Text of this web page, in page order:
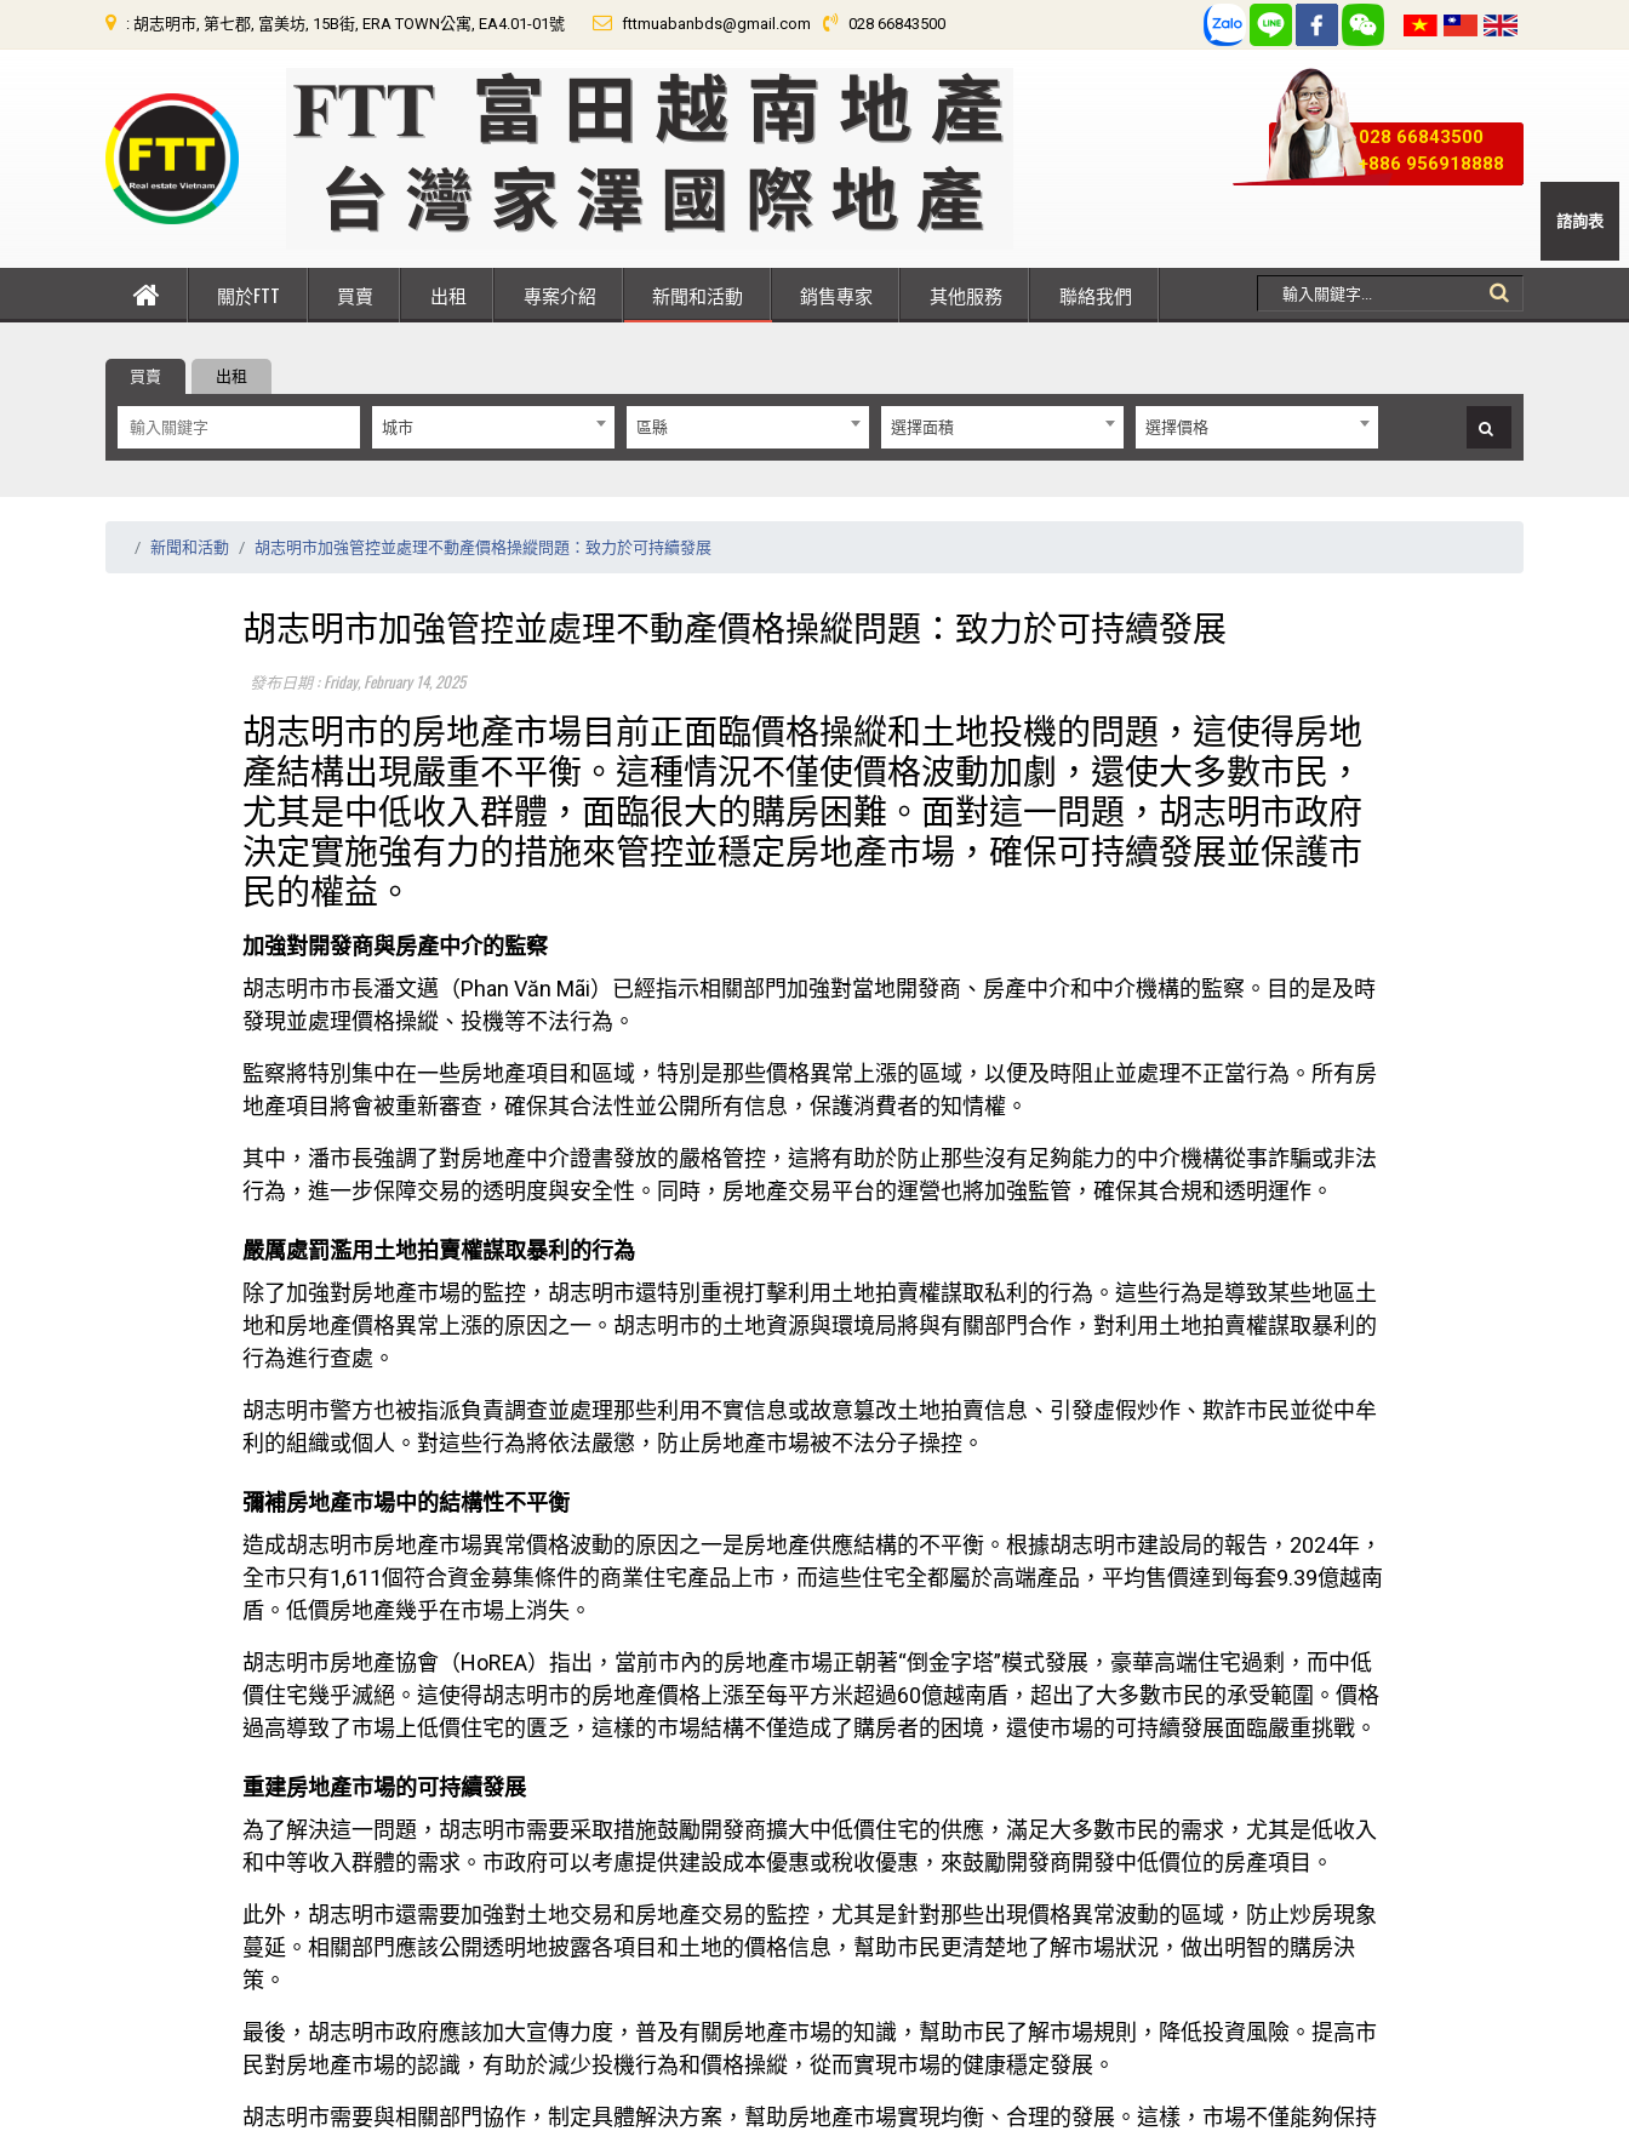
: 胡志明市, 第七郡, 富美坊, 15B街, ERA TOWN公寓, EA4.01-01號 fttmuabanbds@gmail.com 028 66843500
028 66843500
+886 956918888
關於FTT 買賣 出租 專案介紹 新聞和活動 銷售專家 其他服務 聯絡我們
買賣 出租
城市 區縣 選擇面積 選擇價格
新聞和活動 胡志明市加強管控並處理不動產價格操縱問題：致力於可持續發展
胡志明市加強管控並處理不動產價格操縱問題：致力於可持續發展
發布日期 : Friday, February 14, 2025
胡志明市的房地產市場目前正面臨價格操縱和土地投機的問題，這使得房地
產結構出現嚴重不平衡。這種情況不僅使價格波動加劇，還使大多數市民，
尤其是中低收入群體，面臨很大的購房困難。面對這一問題，胡志明市政府
決定實施強有力的措施來管控並穩定房地產市場，確保可持續發展並保護市
民的權益。
加強對開發商與房產中介的監察
胡志明市市長潘文邁（Phan Văn Mãi）已經指示相關部門加強對當地開發商、房產中介和中介機構的監察。目的是及時
發現並處理價格操縱、投機等不法行為。
監察將特別集中在一些房地產項目和區域，特別是那些價格異常上漲的區域，以便及時阻止並處理不正當行為。所有房
地產項目將會被重新審查，確保其合法性並公開所有信息，保護消費者的知情權。
其中，潘市長強調了對房地產中介證書發放的嚴格管控，這將有助於防止那些沒有足夠能力的中介機構從事詐騙或非法
行為，進一步保障交易的透明度與安全性。同時，房地產交易平台的運營也將加強監管，確保其合規和透明運作。
嚴厲處罰濫用土地拍賣權謀取暴利的行為
除了加強對房地產市場的監控，胡志明市還特別重視打擊利用土地拍賣權謀取私利的行為。這些行為是導致某些地區土
地和房地產價格異常上漲的原因之一。胡志明市的土地資源與環境局將與有關部門合作，對利用土地拍賣權謀取暴利的
行為進行查處。
胡志明市警方也被指派負責調查並處理那些利用不實信息或故意篡改土地拍賣信息、引發虛假炒作、欺詐市民並從中牟
利的組織或個人。對這些行為將依法嚴懲，防止房地產市場被不法分子操控。
彌補房地產市場中的結構性不平衡
造成胡志明市房地產市場異常價格波動的原因之一是房地產供應結構的不平衡。根據胡志明市建設局的報告，2024年，
全市只有1,611個符合資金募集條件的商業住宅產品上市，而這些住宅全都屬於高端產品，平均售價達到每套9.39億越南
盾。低價房地產幾乎在市場上消失。
胡志明市房地產協會（HoREA）指出，當前市內的房地產市場正朝著“倒金字塔”模式發展，豪華高端住宅過剩，而中低
價住宅幾乎滅絕。這使得胡志明市的房地產價格上漲至每平方米超過60億越南盾，超出了大多數市民的承受範圍。價格
過高導致了市場上低價住宅的匱乏，這樣的市場結構不僅造成了購房者的困境，還使市場的可持續發展面臨嚴重挑戰。
重建房地產市場的可持續發展
為了解決這一問題，胡志明市需要采取措施鼓勵開發商擴大中低價住宅的供應，滿足大多數市民的需求，尤其是低收入
和中等收入群體的需求。市政府可以考慮提供建設成本優惠或稅收優惠，來鼓勵開發商開發中低價位的房產項目。
此外，胡志明市還需要加強對土地交易和房地產交易的監控，尤其是針對那些出現價格異常波動的區域，防止炒房現象
蔓延。相關部門應該公開透明地披露各項目和土地的價格信息，幫助市民更清楚地了解市場狀況，做出明智的購房決
策。
最後，胡志明市政府應該加大宣傳力度，普及有關房地產市場的知識，幫助市民了解市場規則，降低投資風險。提高市
民對房地產市場的認識，有助於減少投機行為和價格操縱，從而實現市場的健康穩定發展。
胡志明市需要與相關部門協作，制定具體解決方案，幫助房地產市場實現均衡、合理的發展。這樣，市場不僅能夠保持
諮詢表